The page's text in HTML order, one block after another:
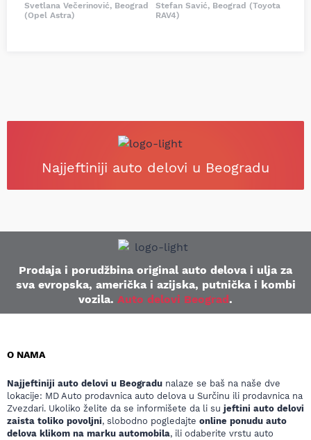
Svetlana Večerinović, Beograd
(Opel Astra)
Stefan Savić, Beograd (Toyota
RAV4)
Najjeftiniji auto delovi u Beogradu
Prodaja i porudžbina original auto delova i ulja za
sva evropska, američka i azijska, putnička i kombi
vozila. Auto delovi Beograd.
O NAMA
Najjeftiniji auto delovi u Beogradu nalaze se baš na naše dve
lokacije: MD Auto prodavnica auto delova u Surčinu ili prodavnica na
Zvezdari. Ukoliko želite da se informišete da li su jeftini auto delovi
zaista toliko povoljni, slobodno pogledajte online ponudu auto
delova klikom na marku automobila, ili odaberite vrstu auto